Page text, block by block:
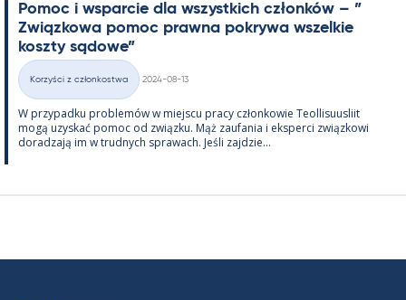
Po­moc i ws­parcie dla wszyst­kich członków – ”
Związ­kowa po­moc prawna pok­rywa wszel­kie
koszty są­dowe”
Kategorie
Korzyści z członkostwa
2024-08-13
W przy­padku problemów w miejscu pracy człon­kowie Teol­li­suus­liit
mogą uzys­kać po­moc od związku. Mąż zau­fa­nia i eks­perci związ­kowi
do­radzają im w trud­nych sprawach. Jeśli zajdzie...